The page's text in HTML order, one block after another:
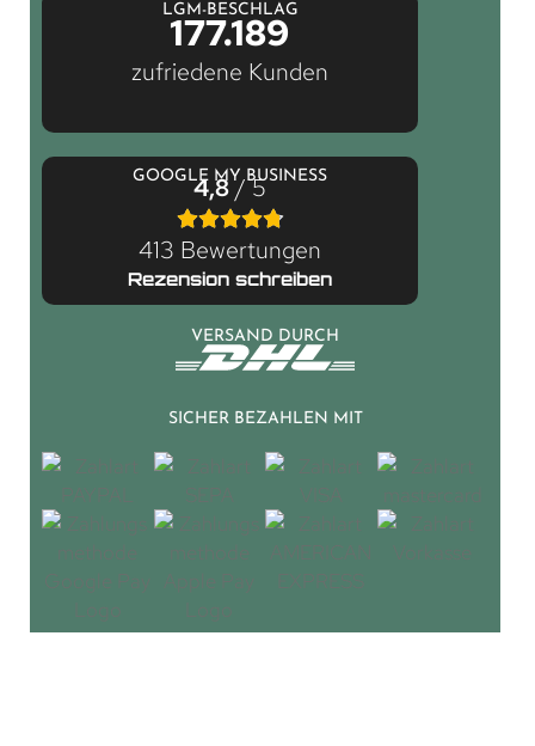
LGM-BESCHLAG
177.189
zufriedene Kunden
GOOGLE MY BUSINESS
4,8/ 5
413 Bewertungen
Rezension schreiben
VERSAND DURCH
SICHER BEZAHLEN MIT